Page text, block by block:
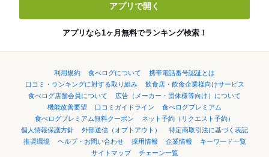
アプリで開く
アプリなら1ヶ月無料でランキング検索！
利用規約 食べログについて
携帯電話番号認証とは
口コミ・ランキングに対する取り組み
飲食店・飲食企業様向けサービス
食べログ店舗会員について
広告（メーカー・団体様等向け）について
機能改善要望
口コミガイドライン
食べログプレミアム
食べログプレミアム無料クーポン
ネット予約（リクエスト予約）
個人情報保護方針
外部送信（オプトアウト）
特定商取引法に基づく表記
推奨環境
ヘルプ・お問い合わせ 採用情報 企業情報
キーワード一覧
サイトマップ
チェーン一覧